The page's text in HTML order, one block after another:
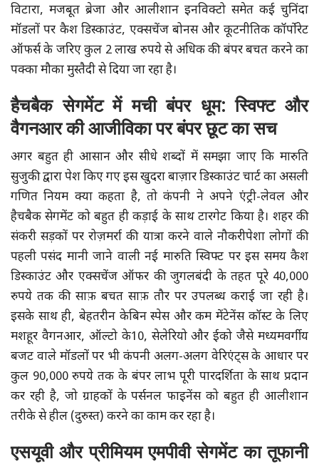
विटारा, मजबूत ब्रेजा और आलीशान इनविक्टो समेत कई चुनिंदा
मॉडलों पर कैश डिस्काउंट, एक्सचेंज बोनस और कूटनीतिक कॉर्पोरेट
ऑफर्स के जरिए कुल 2 लाख रुपये से अधिक की बंपर बचत करने का
पक्का मौका मुस्तैदी से दिया जा रहा है।
हैचबैक सेगमेंट में मची बंपर धूम: स्विफ्ट और
वैगनआर की आजीविका पर बंपर छूट का सच
अगर बहुत ही आसान और सीधे शब्दों में समझा जाए कि मारुति
सुजुकी द्वारा पेश किए गए इस खुदरा बाज़ार डिस्काउंट चार्ट का असली
गणित नियम क्या कहता है, तो कंपनी ने अपने एंट्री-लेवल और
हैचबैक सेगमेंट को बहुत ही कड़ाई के साथ टारगेट किया है। शहर की
संकरी सड़कों पर रोज़मर्रा की यात्रा करने वाले नौकरीपेशा लोगों की
पहली पसंद मानी जाने वाली नई मारुति स्विफ्ट पर इस समय कैश
डिस्काउंट और एक्सचेंज ऑफर की जुगलबंदी के तहत पूरे 40,000
रुपये तक की साफ़ बचत साफ़ तौर पर उपलब्ध कराई जा रही है।
इसके साथ ही, बेहतरीन केबिन स्पेस और कम मेंटेनेंस कॉस्ट के लिए
मशहूर वैगनआर, ऑल्टो के10, सेलेरियो और ईको जैसे मध्यमवर्गीय
बजट वाले मॉडलों पर भी कंपनी अलग-अलग वेरिएंट्स के आधार पर
कुल 90,000 रुपये तक के बंपर लाभ पूरी पारदर्शिता के साथ प्रदान
कर रही है, जो ग्राहकों के पर्सनल फाइनेंस को बहुत ही आलीशान
तरीके से हील (दुरुस्त) करने का काम कर रहा है।
एसयूवी और प्रीमियम एमपीवी सेगमेंट का तूफानी